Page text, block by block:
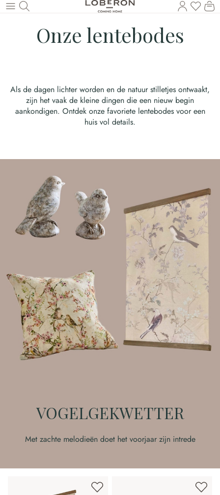
Naar de hoofdinhoud
U
Onze lentebodes
Als de dagen lichter worden en de natuur stilletjes ontwaakt,
zijn het vaak de kleine dingen die een nieuw begin
aankondigen. Ontdek onze favoriete lentebodes voor een
huis vol details.
VOGELGEKWETTER
Met zachte melodieën doet het voorjaar zijn intrede